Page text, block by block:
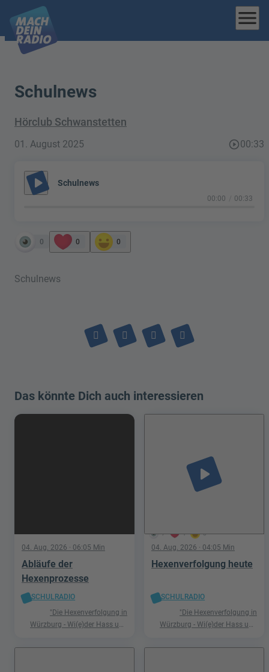
menu
Schulnews
Hörclub Schwanstetten
01. August 2025 play_circle_outline00:33
play_arrow Schulnews
00:00 00:33
0 0 0
Schulnews
Das könnte Dich auch interessieren
04. Aug. 2026 · 06:05 Min
Abläufe der
Hexenprozesse
SCHULRADIO
"Die Hexenverfolgung in
Würzburg - Wi(e)der Hass und
7 1 0
play_arrow
04. Aug. 2026 · 04:05 Min
Hexenverfolgung heute
SCHULRADIO
"Die Hexenverfolgung in
Würzburg - Wi(e)der Hass und